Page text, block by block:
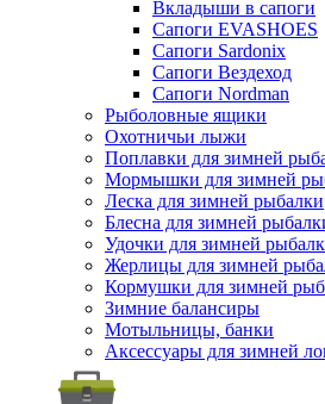
Вкладыши в сапоги
Сапоги EVASHOES
Сапоги Sardonix
Сапоги Вездеход
Сапоги Nordman
Рыболовные ящики
Охотничьи лыжи
Поплавки для зимней
Мормышки для зимней
Леска для зимней рыбалки
Блесна для зимней
Удочки для зимней
Жерлицы для зимней
Кормушки для зимней
Зимние балансиры
Мотыльницы, банки
Аксессуары для зимней